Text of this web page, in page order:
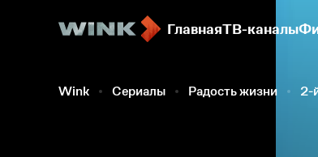
ГлавнаяТВ-каналы
Wink Сериалы Радость жизни 2-